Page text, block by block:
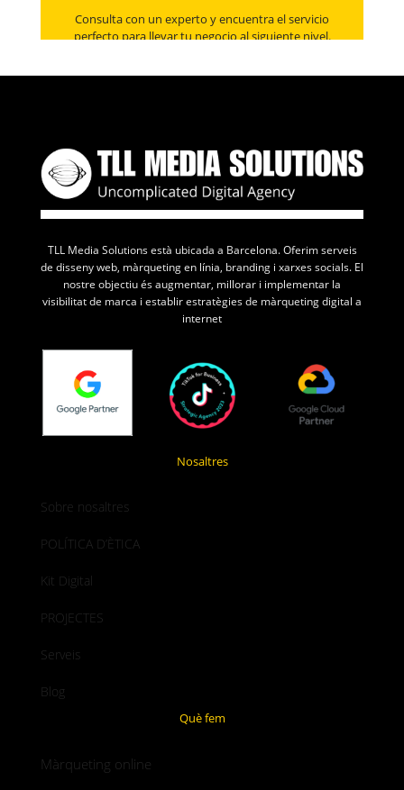
Consulta con un experto y encuentra el servicio
perfecto para llevar tu negocio al siguiente nivel.
TLL Media Solutions està ubicada a Barcelona. Oferim serveis
de disseny web, màrqueting en línia, branding i xarxes socials. El
nostre objectiu és augmentar, millorar i implementar la
visibilitat de marca i establir estratègies de màrqueting digital a
internet
Nosaltres
Sobre nosaltres
POLÍTICA D’ÈTICA
Kit Digital
PROJECTES
Serveis
Blog
Què fem
Màrqueting online